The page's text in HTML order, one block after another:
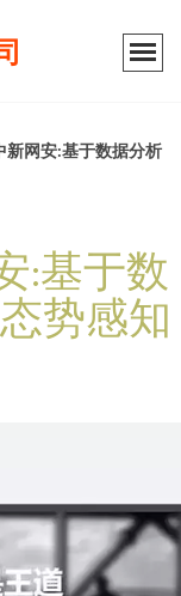
新网安:基于数据分析
:基于数
势感知